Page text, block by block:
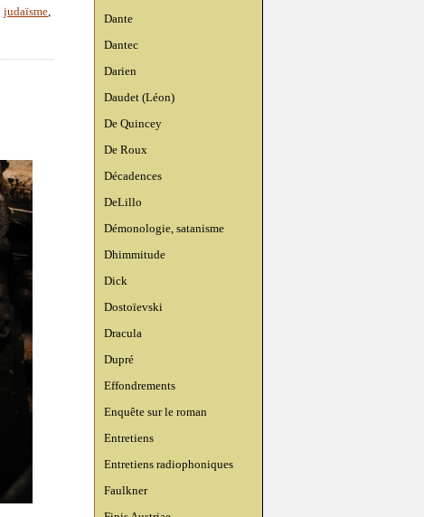
Dante
Dantec
Darien
Daudet (Léon)
De Quincey
De Roux
Décadences
DeLillo
Démonologie, satanisme
Dhimmitude
Dick
Dostoïevski
Dracula
Dupré
Effondrements
Enquête sur le roman
Entretiens
Entretiens radiophoniques
Faulkner
judaïsme,